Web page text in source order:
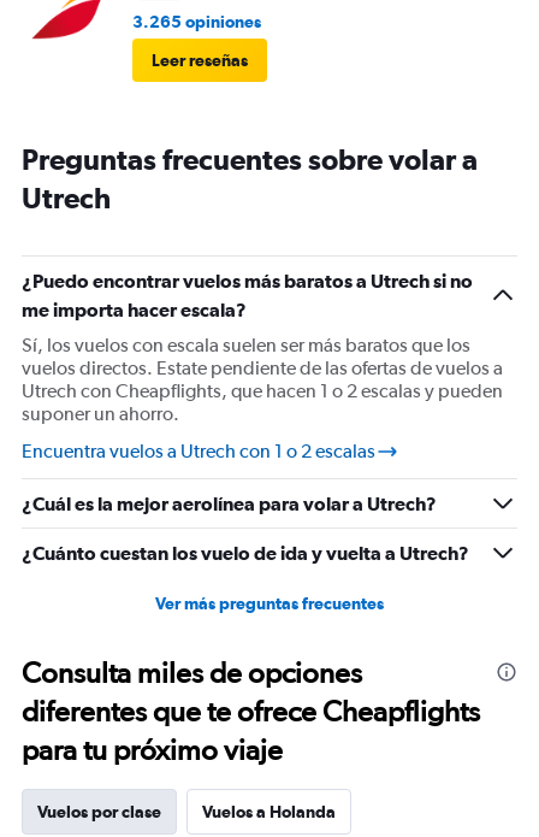
3.265 opiniones
Leer reseñas
Preguntas frecuentes sobre volar a
Utrech
¿Puedo encontrar vuelos más baratos a Utrech si no
me importa hacer escala?
Sí, los vuelos con escala suelen ser más baratos que los
vuelos directos. Estate pendiente de las ofertas de vuelos a
Utrech con Cheapflights, que hacen 1 o 2 escalas y pueden
suponer un ahorro.
Encuentra vuelos a Utrech con 1 o 2 escalas
¿Cuál es la mejor aerolínea para volar a Utrech?
¿Cuánto cuestan los vuelo de ida y vuelta a Utrech?
Ver más preguntas frecuentes
Consulta miles de opciones
diferentes que te ofrece Cheapflights
para tu próximo viaje
Vuelos por clase Vuelos a Holanda